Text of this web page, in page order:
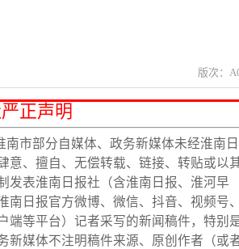
版次：
正声明
南市部分自媒体、政务新媒体未经淮南日
意、擅自、无偿转载、链接、转贴或以
发表淮南日报社（含淮南日报、淮河早
南日报官方微博、微信、抖音、视频号
端等平台）记者采写的新闻稿件，特别
新媒体不注明稿件来源、原创作者（或